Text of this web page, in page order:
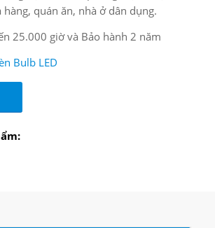
quán ăn, nhà ở dân dụng.
25.000 giờ và Bảo hành 2 năm
Bulb LED